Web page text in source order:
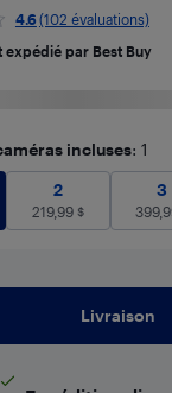
4.6 (102 évaluations)
expédié par Best Buy
incluses: 1
2
2
219,99$
3
3
Livraison